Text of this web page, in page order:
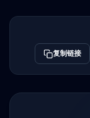
复制链接